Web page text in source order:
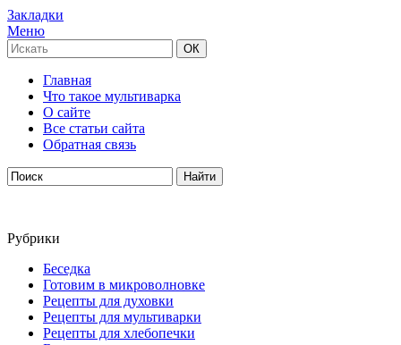
Закладки
Меню
Главная
Что такое мультиварка
О сайте
Все статьи сайта
Обратная связь
Рубрики
Беседка
Готовим в микроволновке
Рецепты для духовки
Рецепты для мультиварки
Рецепты для хлебопечки